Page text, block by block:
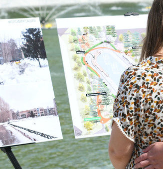
«Мы начали
инфраструктуру
для многодетных семей»
В Казани
03/08/2026